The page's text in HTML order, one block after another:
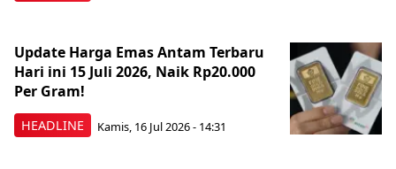
HEADLINE
Update Harga Emas Antam Terbaru
Hari ini 15 Juli 2026, Naik Rp20.000
Per Gram!
Kamis, 16 Jul 2026 - 14:31